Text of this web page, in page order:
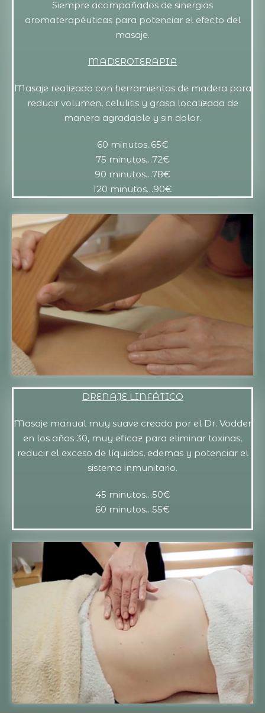
Siempre acompañados de sinergias
aromaterapéuticas para potenciar el efecto del
masaje.
MADEROTERAPIA
Masaje realizado con herramientas de madera para
reducir volumen, celulitis y grasa localizada de
manera agradable y sin dolor.
60 minutos..65€
75 minutos…72€
90 minutos…78€
120 minutos…90€
DRENAJE LINFÁTICO
Masaje manual muy suave creado por el Dr. Vodder
en los años 30, muy eficaz para eliminar toxinas,
reducir el exceso de líquidos, edemas y potenciar el
sistema inmunitario.
45 minutos…50€
60 minutos…55€